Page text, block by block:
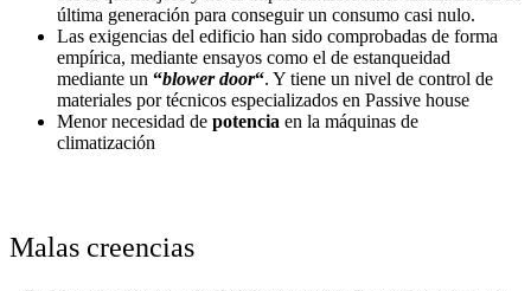
última generación para conseguir un consumo casi nulo.
Las exigencias del edificio han sido comprobadas de forma
empírica, mediante ensayos como el de estanqueidad
mediante un “blower door“. Y tiene un nivel de control de
materiales por técnicos especializados en Passive house
Menor necesidad de potencia en la máquinas de
climatización
Malas creencias